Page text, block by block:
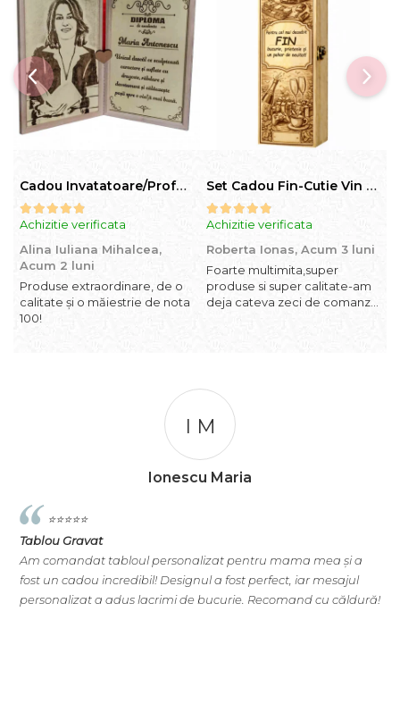
Cadou Invatatoare/Profesoara/Educatoare "Catalogul Amintirilor"
Achizitie verificata
Alina Iuliana Mihalcea,
Acum 2 luni
Produse extraordinare, de o
calitate și o măiestrie de nota
100!
Set Cadou Fin-Cutie Vin cu Vin si Breloc Personalizate
Achizitie verificata
Roberta Ionas, Acum 3 luni
Foarte multimita,super
produse si super calitate-am
deja cateva zeci de comanzi
I M
Ionescu Maria
⭐️⭐️⭐️⭐️⭐️
Tablou Gravat
Am comandat tabloul personalizat pentru mama mea și a
fost un cadou incredibil! Designul a fost perfect, iar mesajul
personalizat a adus lacrimi de bucurie. Recomand cu căldură!